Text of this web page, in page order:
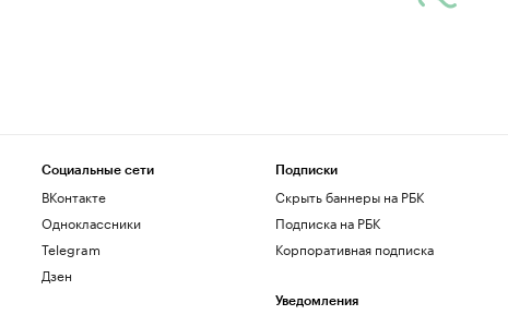
Социальные сети
ВКонтакте
Одноклассники
Telegram
Дзен
Подписки
Скрыть баннеры на РБК
Подписка на РБК
Корпоративная подписка
Уведомления